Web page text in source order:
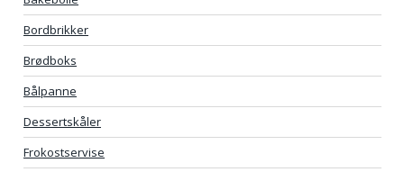
Bordbrikker
Brødboks
Bålpanne
Dessertskåler
Frokostservise